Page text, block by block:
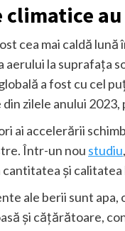
climatice
cea mai caldă
la suprafața
a fost cu cel
zilele anului
ai accelerării
Într-un nou studiu
și calitatea
ale berii sunt apa,
și cățărătoare,